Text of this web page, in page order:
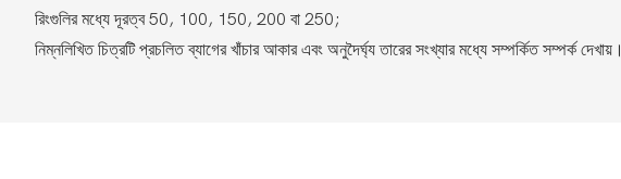
রিংগুলির মধ্যে দূরত্ব 50, 100, 150, 200 বা 250;
নিম্নলিখিত চিত্রটি প্রচলিত ব্যাগের খাঁচার আকার এবং অনুদৈর্ঘ্য তারের সংখ্যার মধ্যে সম্পর্কিত সম্পর্ক দেখায়।